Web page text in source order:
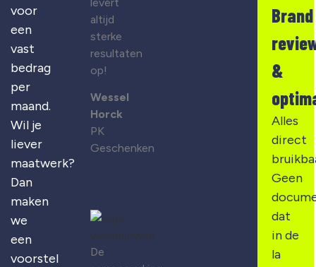
voor
een
vast
bedrag
per
maand.
Wil je
liever
maatwerk?
Dan
maken
we
een
voorstel
altijd
sterke
resultaten
op!
Wessel
Horck
PK
Geschenken
De
Brand
&
Alles
direct
Geen
dat
in de
la